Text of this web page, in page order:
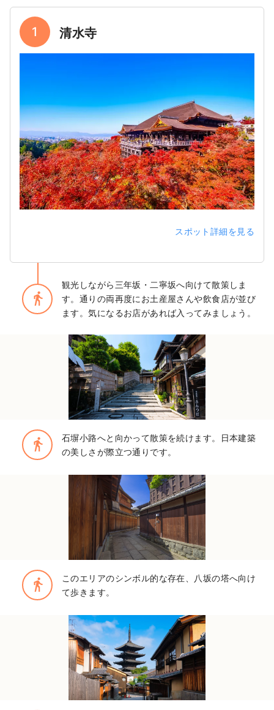
1 清水寺
スポット詳細を見る
directions_walk
観光しながら三年坂・二寧坂へ向けて散策しま
す。通りの両再度にお土産屋さんや飲食店が並び
ます。気になるお店があれば入ってみましょう。
directions_walk
石塀小路へと向かって散策を続けます。日本建築
の美しさが際立つ通りです。
directions_walk
このエリアのシンボル的な存在、八坂の塔へ向け
て歩きます。